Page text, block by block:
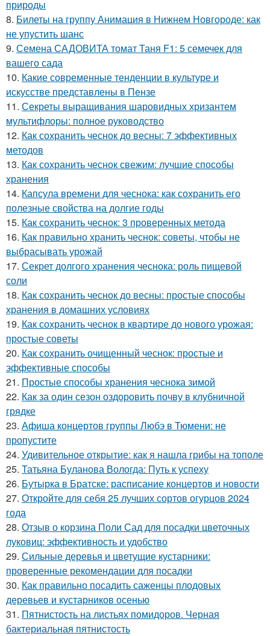
природы
8. Билеты на группу Анимация в Нижнем Новгороде: как
не упустить шанс
9. Семена САДОВИТА томат Таня F1: 5 семечек для
вашего сада
10. Какие современные тенденции в культуре и
искусстве представлены в Пензе
11. Секреты выращивания шаровидных хризантем
мультифлоры: полное руководство
12. Как сохранить чеснок до весны: 7 эффективных
методов
13. Как сохранить чеснок свежим: лучшие способы
хранения
14. Капсула времени для чеснока: как сохранить его
полезные свойства на долгие годы
15. Как сохранить чеснок: 3 проверенных метода
16. Как правильно хранить чеснок: советы, чтобы не
выбрасывать урожай
17. Секрет долгого хранения чеснока: роль пищевой
соли
18. Как сохранить чеснок до весны: простые способы
хранения в домашних условиях
19. Как сохранить чеснок в квартире до нового урожая:
простые советы
20. Как сохранить очищенный чеснок: простые и
эффективные способы
21. Простые способы хранения чеснока зимой
22. Как за один сезон оздоровить почву в клубничной
грядке
23. Афиша концертов группы Любэ в Тюмени: не
пропустите
24. Удивительное открытие: как я нашла грибы на тополе
25. Татьяна Буланова Вологда: Путь к успеху
26. Бутырка в Братске: расписание концертов и новости
27. Откройте для себя 25 лучших сортов огурцов 2024
года
28. Отзыв о корзина Поли Сад для посадки цветочных
луковиц: эффективность и удобство
29. Сильные деревья и цветущие кустарники:
проверенные рекомендации для посадки
30. Как правильно посадить саженцы плодовых
деревьев и кустарников осенью
31. Пятнистость на листьях помидоров. Черная
бактериальная пятнистость